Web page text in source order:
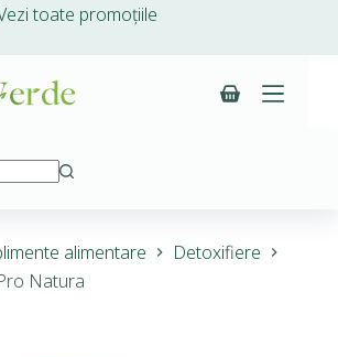
toate promoțiile
alimentare
Detoxifiere
Natura